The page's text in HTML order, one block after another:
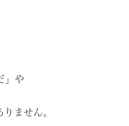
」や
りません。